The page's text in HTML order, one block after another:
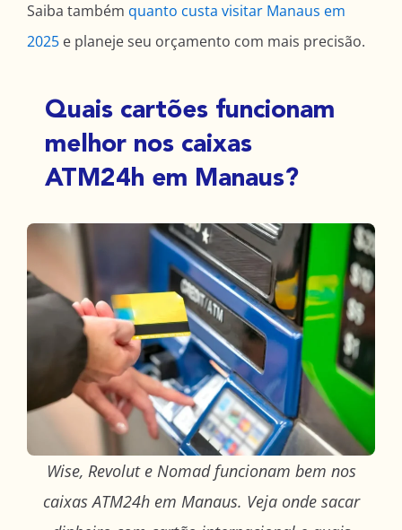
Saiba também quanto custa visitar Manaus em
2025 e planeje seu orçamento com mais precisão.
Quais cartões funcionam
melhor nos caixas
ATM24h em Manaus?
Wise, Revolut e Nomad funcionam bem nos
caixas ATM24h em Manaus. Veja onde sacar